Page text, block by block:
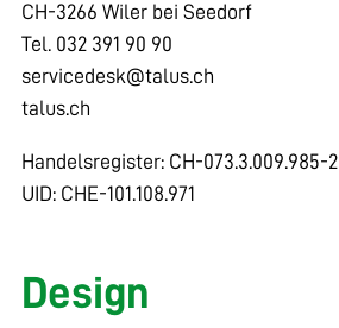
CH-3266 Wiler bei Seedorf
Tel. 032 391 90 90
s rv c d sk t l s ch
talus.ch
Handelsregister: CH-073.3.009.985-2
UID: CHE-101.108.971
Design